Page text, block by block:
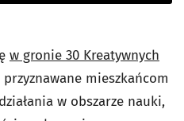
w gronie 30 Kreatywnych
mieszkańcom
w obszarze nauki,